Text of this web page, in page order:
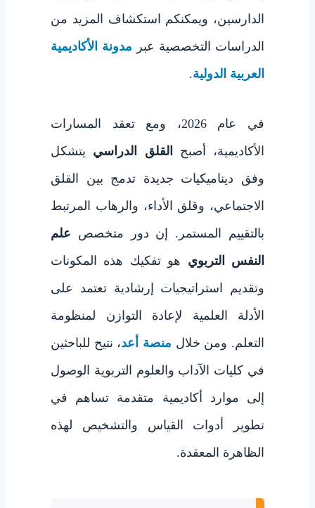
الدارسين، ويمكنكم استكشاف المزيد من
الدراسات التخصصية عبر مدونة الأكاديمية
العربية الدولية.
في عام 2026، ومع تعقد المسارات
الأكاديمية، أصبح
القلق الدراسي يتشكل
وفق ديناميكيات جديدة تدمج بين القلق
الاجتماعي، وقلق الأداء، والرهاب المرتبط
بالتقييم المستمر. إن دور متخصص علم
النفس التربوي هو تفكيك هذه المكونات
وتقديم استراتيجيات إرشادية تعتمد على
الأدلة العلمية لإعادة التوازن لمنظومة
التعلم. ومن خلال منصة أعد، نتيح للباحثين
في كليات الآداب والعلوم التربوية الوصول
إلى موارد أكاديمية متقدمة تساهم في
تطوير أدوات القياس والتشخيص لهذه
الظاهرة المعقدة.